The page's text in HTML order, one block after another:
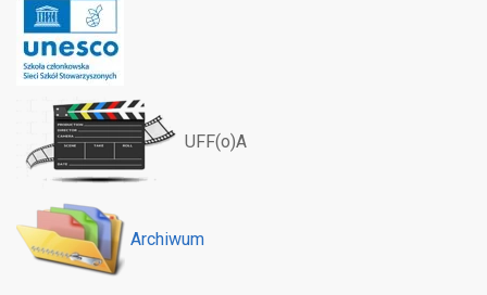
UFF(o)A
Archiwum